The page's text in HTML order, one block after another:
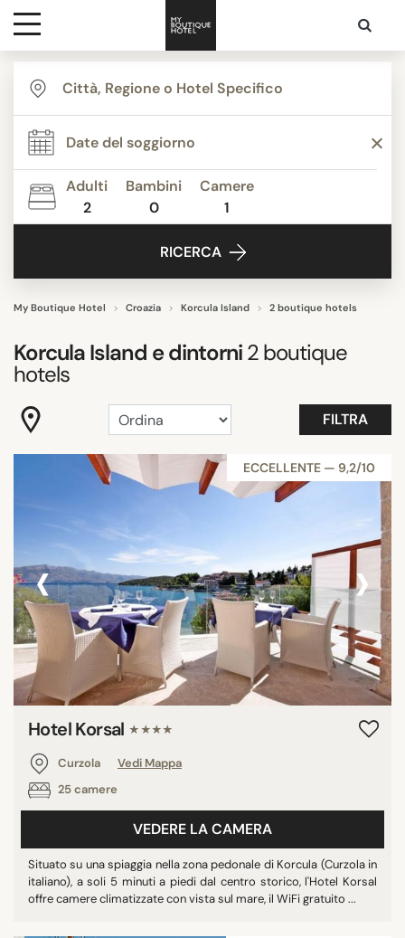
Destinazioni
Ispirazione
Contatti
Adulti
2
Bambini
0
Camere
1
RICERCA
My Boutique Hotel Croazia Korcula Island 2 boutique hotels
Korcula Island e dintorni2boutique
hotels
FILTRA
THEMI
CITTÀ
RICERCA
ECCELLENTE — 9,2/10
‹ ›
Hotel Korsal ★★★★
Curzola
Vedi Mappa
25 camere
VEDERE LA CAMERA
Situato su una spiaggia nella zona pedonale di Korcula (Curzola in
italiano), a soli 5 minuti a piedi dal centro storico, l'Hotel Korsal
offre camere climatizzate con vista sul mare, il WiFi gratuito ...